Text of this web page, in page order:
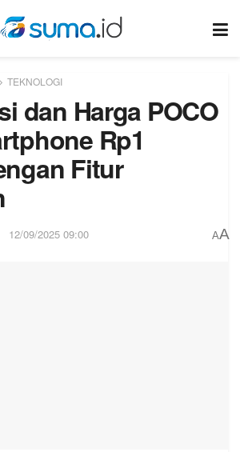
TEKNOLOGI
dan Harga POCO
Rp1
Fitur
12/09/2025 09:00 AA